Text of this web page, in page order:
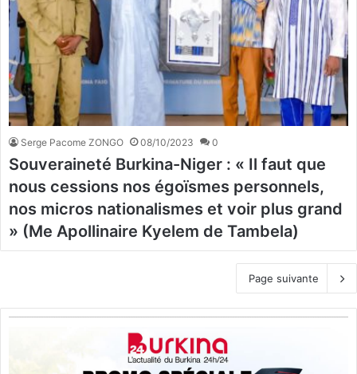
Serge Pacome ZONGO 08/10/2023 0
Souveraineté Burkina-Niger : « Il faut que
nous cessions nos égoïsmes personnels,
nos micros nationalismes et voir plus grand
» (Me Apollinaire Kyelem de Tambela)
Page suivante